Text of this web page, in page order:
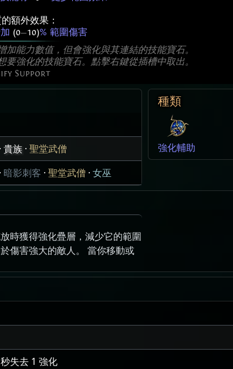
額外效果：
(0—10)% 範圍傷害
能力數值，但會強化與其連結的技能寶石。
強化的技能寶石。點擊右鍵從插槽中取出。
Support
· 貴族 · 聖堂武僧
· 暗影刺客 · 聖堂武僧 · 女巫
種類
強化輔助
時獲得強化疊層，減少它的範圍
傷害強大的敵人。 當你移動或
失去 1 強化